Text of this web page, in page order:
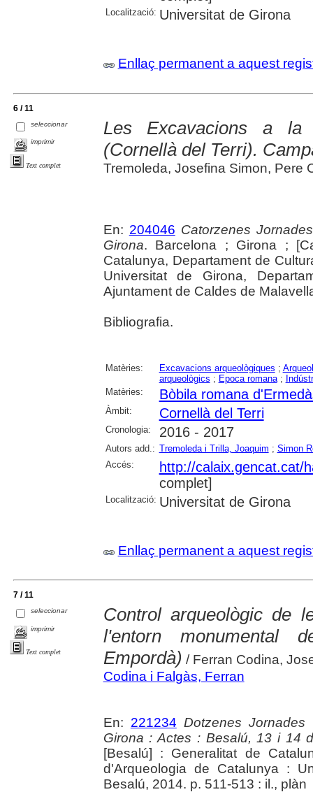
Localització: Universitat de Girona
Enllaç permanent a aquest
6 / 11
seleccionar
imprimir
Text complet
Les Excavacions a la
(Cornellà del Terri).
Tremoleda, Josefina Simon, Pere
En: 204046 Catorzenes
Girona. Barcelona ; Girona ;
Catalunya, Departament de
Universitat de Girona,
Ajuntament de Caldes de
Bibliografia.
Matèries: Excavacions arqueològiques ;
arqueològics ; Epoca romana;
Matèries:
Bòbila romana
Àmbit: Cornellà del Terri
Cronologia: 2016 - 2017
Autors add.: Tremoleda i Trilla, Joaquim ; Simon
Accés:
http://calaix.gencat.cat/
complet]
Localització: Universitat de Girona
Enllaç permanent a aquest
7 / 11
seleccionar
imprimir
Text complet
Control arqueològic de
l'entorn monumental
Empordà) / Ferran Codina,
Codina i Falgàs, Ferran
En: 221234 Dotzenes
Girona : Actes : Besalú, 13 i 14
[Besalú] : Generalitat de
d'Arqueologia de Catalunya :
Besalú, 2014. p. 511-513 : il., plàn